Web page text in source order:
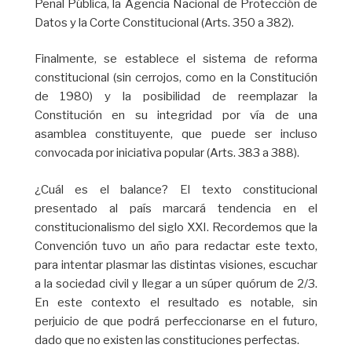
Penal Pública, la Agencia Nacional de Protección de
Datos y la Corte Constitucional (Arts. 350 a 382).
Finalmente, se establece el sistema de reforma
constitucional (sin cerrojos, como en la Constitución
de 1980) y la posibilidad de reemplazar la
Constitución en su integridad por vía de una
asamblea constituyente, que puede ser incluso
convocada por iniciativa popular (Arts. 383 a 388).
¿Cuál es el balance? El texto constitucional
presentado al país marcará tendencia en el
constitucionalismo del siglo XXI. Recordemos que la
Convención tuvo un año para redactar este texto,
para intentar plasmar las distintas visiones, escuchar
a la sociedad civil y llegar a un súper quórum de 2/3.
En este contexto el resultado es notable, sin
perjuicio de que podrá perfeccionarse en el futuro,
dado que no existen las constituciones perfectas.